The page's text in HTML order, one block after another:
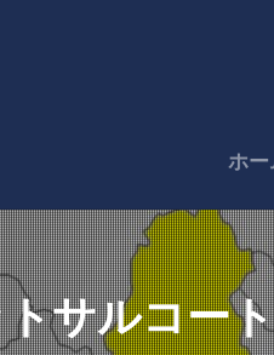
ホー
サルコー